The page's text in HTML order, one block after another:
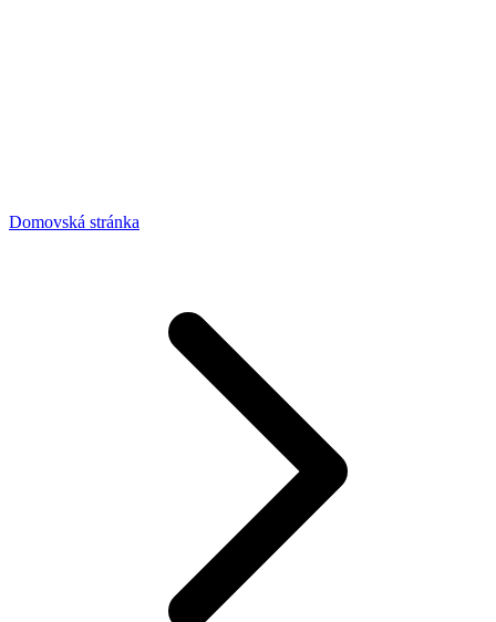
Domovská stránka